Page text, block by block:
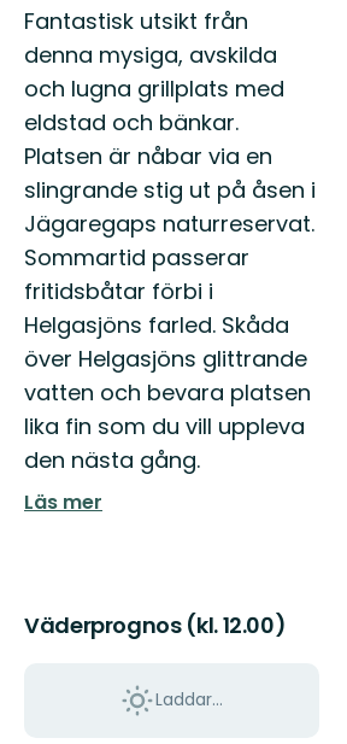
Beskrivning
Fantastisk utsikt från
denna mysiga, avskilda
och lugna grillplats med
eldstad och bänkar.
Platsen är nåbar via en
slingrande stig ut på åsen i
Jägaregaps naturreservat.
Sommartid passerar
fritidsbåtar förbi i
Helgasjöns farled. Skåda
över Helgasjöns glittrande
vatten och bevara platsen
lika fin som du vill uppleva
den nästa gång.
Läs mer
Väderprognos (kl. 12.00)
Laddar...